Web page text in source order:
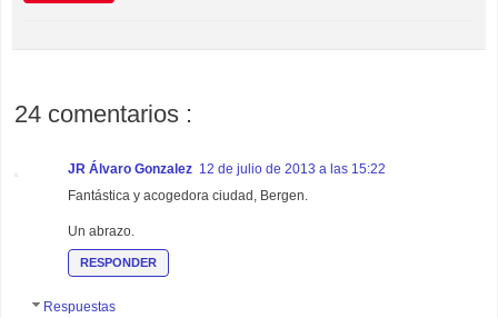
24 comentarios :
JR Álvaro Gonzalez 12 de julio de 2013 a las 15:22
Fantástica y acogedora ciudad, Bergen.
Un abrazo.
RESPONDER
Respuestas